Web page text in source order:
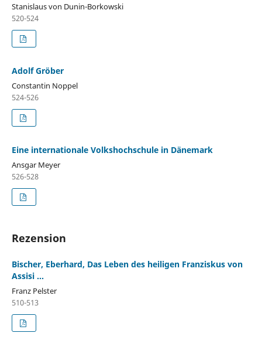
Stanislaus von Dunin-Borkowski
520-524
Adolf Gröber
Constantin Noppel
524-526
Eine internationale Volkshochschule in Dänemark
Ansgar Meyer
526-528
Rezension
Bischer, Eberhard, Das Leben des heiligen Franziskus von
Assisi ...
Franz Pelster
510-513